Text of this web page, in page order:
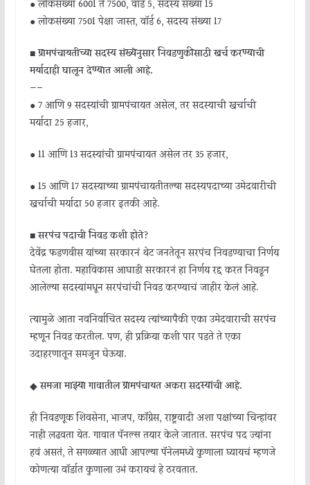
● लोकसंख्या 6001 ते 7500, वॉर्ड 5, सदस्य संख्या 15
● लोकसंख्या 7501 पेक्षा जास्त, वॉर्ड 6, सदस्य संख्या 17
■ग्रामपंचायतीच्या सदस्य संख्येनुसार निवडणुकीसाठी खर्च करण्याची
मर्यादाही घालून देण्यात आली आहे.
—–
● 7 आणि 9 सदस्यांची ग्रामपंचायत असेल, तर सदस्याची खर्चाची
मर्यादा 25 हजार,
● 11 आणि 13 सदस्यांची ग्रामपंचायत असेल तर 35 हजार,
● 15 आणि 17 सदस्याच्या ग्रामपंचायतीतल्या सदस्यपदाच्या उमेदवारीची
खर्चाची मर्यादा 50 हजार इतकी आहे.
■सरपंच पदाची निवड कशी होते?
देवेंद्र फडणवीस यांच्या सरकारनं थेट जनतेतून सरपंच निवडण्याचा निर्णय
घेतला होता. महाविकास आघाडी सरकारनं हा निर्णय रद्द करत निवडून
आलेल्या सदस्यांमधून सरपंचांची निवड करण्याचं जाहीर केलं आहे.
त्यामुळे आता नवनिर्वाचित सदस्य त्यांच्यापैकी एका उमेदवाराची सरपंच
म्हणून निवड करतील. पण, ही प्रक्रिया कशी पार पडते ते एका
उदाहरणातून समजून घेऊया.
◆समजा माझ्या गावातील ग्रामपंचायत अकरा सदस्यांची आहे.
ही निवडणूक शिवसेना, भाजप, कॉंग्रेस, राष्ट्रवादी अशा पक्षांच्या चिन्हांवर
नाही लढवता येत. गावात पॅनल्स तयार केले जातात. सरपंच पद ज्यांना
हवं असतं, ते सगळ्यात आधी आपल्या पॅनेलमध्ये कुणाला घ्यायचं म्हणजे
कोणत्या वॉर्डात कुणाला उभं करायचं हे ठरवतात.